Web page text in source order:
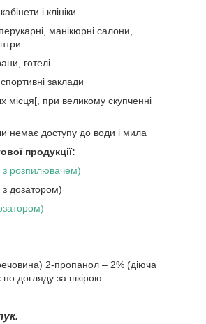
і клініки
манікюрні салони,
готелі
заклади
місця[, при великому скупченні
немає доступу до води і мила
продукції:
розпилювачем)
дозатором)
2-пропанол – 2% (діюча
догляду за шкірою